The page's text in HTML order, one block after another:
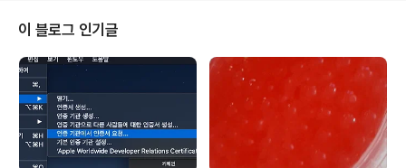
이 블로그 인기글